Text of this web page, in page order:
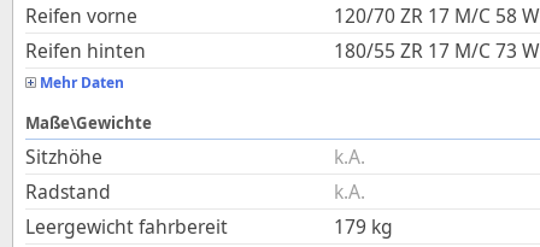
Reifen vorne
120/70 ZR 17 M/C 58
Reifen hinten
180/55 ZR 17 M/C 73
Mehr Daten
Maße\Gewichte
Sitzhöhe
k.A.
Radstand
k.A.
Leergewicht fahrbereit
179 kg